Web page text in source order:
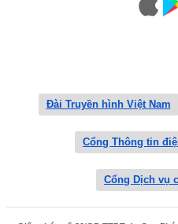
Đài Truyền hình Việt Nam
Cổng Thông tin
Cổng Dịch vụ